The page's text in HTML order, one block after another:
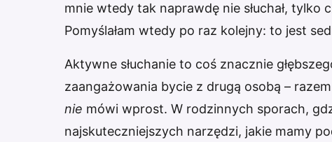
mnie wtedy tak naprawdę nie słuchał, tylko
Pomyślałam wtedy po raz kolejny: to jest
Aktywne słuchanie to coś znacznie
zaangażowania bycie z drugą osobą –
nie mówi wprost. W rodzinnych sporach,
najskuteczniejszych narzędzi, jakie mamy